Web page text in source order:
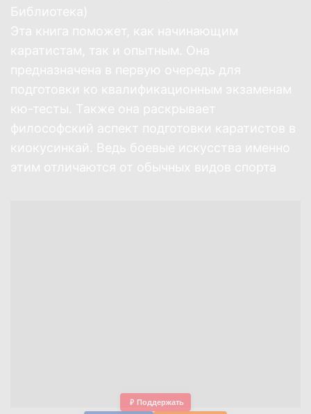
₽ Поддержать
Библиотека)
Эта книга поможет, как начинающим
каратистам, так и опытным. Она
предназначена в первую очередь для
подготовки ко квалификационным экзаменам
кю-тесты. Также она раскрывает
философский аспект подготовки каратистов в
киокусинкай. Ведь боевые искусства именно
этим отличаются от обычных видов спорта